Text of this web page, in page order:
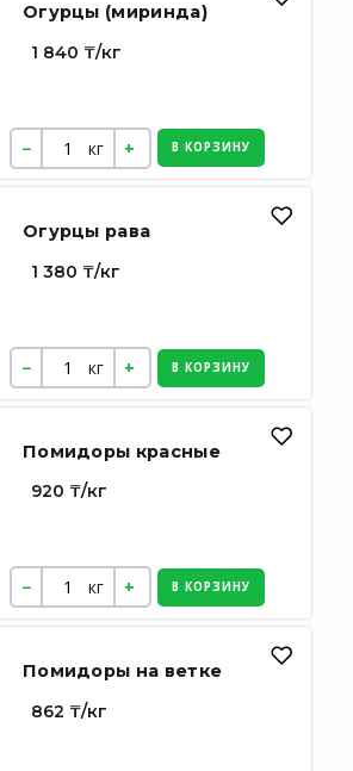
Огурцы (миринда)
1 840 ₸/кг
кг В КОРЗИНУ
Огурцы рава
1 380 ₸/кг
кг В КОРЗИНУ
Помидоры красные
920 ₸/кг
кг В КОРЗИНУ
Помидоры на ветке
862 ₸/кг